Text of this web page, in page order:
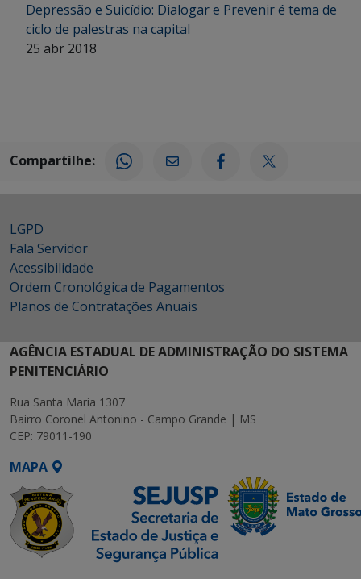
Depressão e Suicídio: Dialogar e Prevenir é tema de
ciclo de palestras na capital
25 abr 2018
Compartilhe:
LGPD
Fala Servidor
Acessibilidade
Ordem Cronológica de Pagamentos
Planos de Contratações Anuais
AGÊNCIA ESTADUAL DE ADMINISTRAÇÃO DO SISTEMA
PENITENCIÁRIO
Rua Santa Maria 1307
Bairro Coronel Antonino - Campo Grande | MS
CEP: 79011-190
MAPA